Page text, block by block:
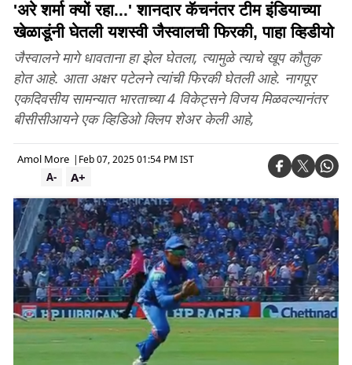
'अरे शर्मा क्यों रहा...' शानदार कॅचनंतर टीम इंडियाच्या
खेळाडूंनी घेतली यशस्वी जैस्वालची फिरकी, पाहा व्हिडीयो
जैस्वालने मागे धावताना हा झेल घेतला, त्यामुळे त्याचे खूप कौतुक
होत आहे. आता अक्षर पटेलने त्यांची फिरकी घेतली आहे. नागपूर
एकदिवसीय सामन्यात भारताच्या 4 विकेट्सने विजय मिळवल्यानंतर
बीसीसीआयने एक व्हिडिओ क्लिप शेअर केली आहे,
Amol More | Feb 07, 2025 01:54 PM IST
A+
A-